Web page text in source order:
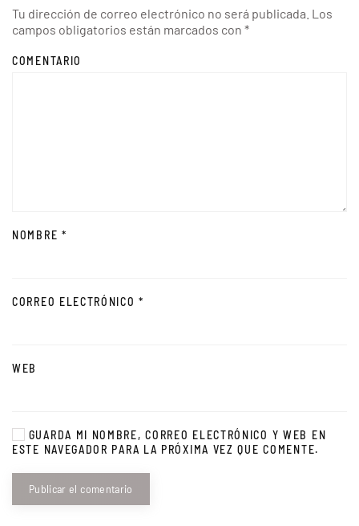
Tu dirección de correo electrónico no será publicada. Los
campos obligatorios están marcados con *
COMENTARIO
NOMBRE *
CORREO ELECTRÓNICO*
WEB
GUARDA MI NOMBRE, CORREO ELECTRÓNICO Y WEB EN
ESTE NAVEGADOR PARA LA PRÓXIMA VEZ QUE COMENTE.
Publicar el comentario